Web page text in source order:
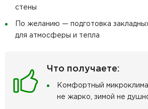
стены
По желанию — подготовка
для атмосферы и тепла
Что получаете:
Комфортный
не жарко, зимой не